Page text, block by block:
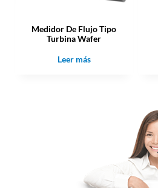
Medidor De Flujo Tipo
Turbina Wafer
Leer más